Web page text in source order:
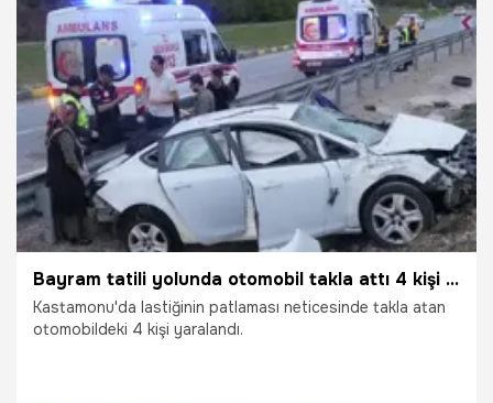
25.05.2026 Gündem
Bayram tatili yolunda otomobil takla attı 4 kişi yaralandı
Kastamonu'da lastiğinin patlaması neticesinde takla atan
otomobildeki 4 kişi yaralandı.